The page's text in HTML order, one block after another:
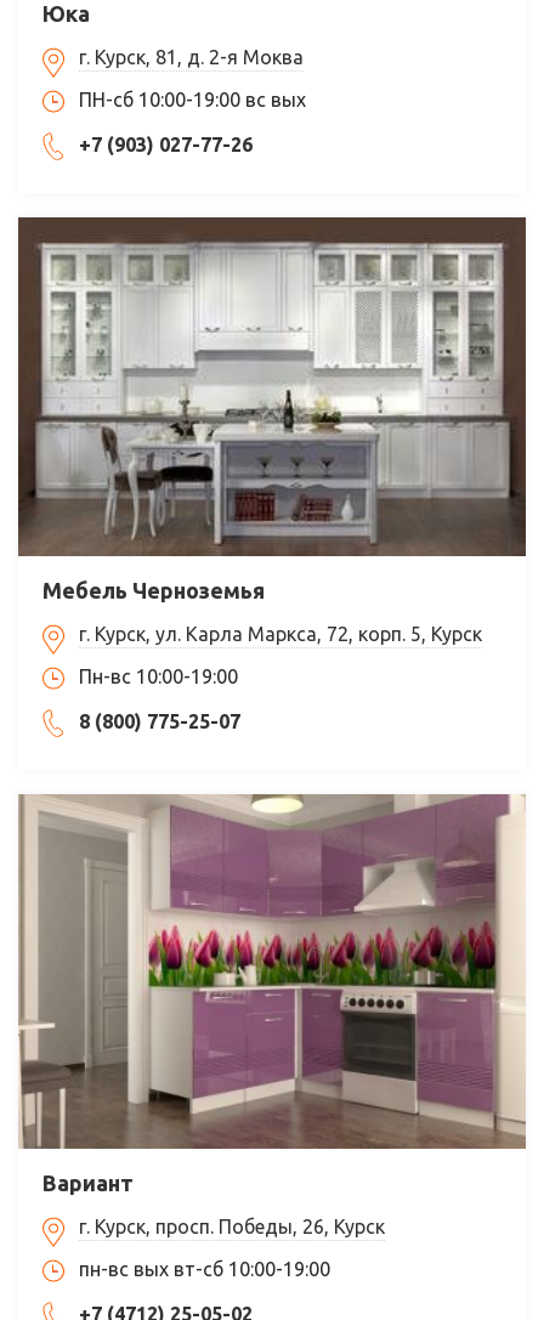
Юка
г. Курск, 81, д. 2-я Моква
ПН-сб 10:00-19:00 вс вых
+7 (903) 027-77-26
Мебель Черноземья
г. Курск, ул. Карла Маркса, 72, корп. 5, Курск
Пн-вс 10:00-19:00
8 (800) 775-25-07
Вариант
г. Курск, просп. Победы, 26, Курск
пн-вс вых вт-сб 10:00-19:00
+7 (4712) 25-05-02